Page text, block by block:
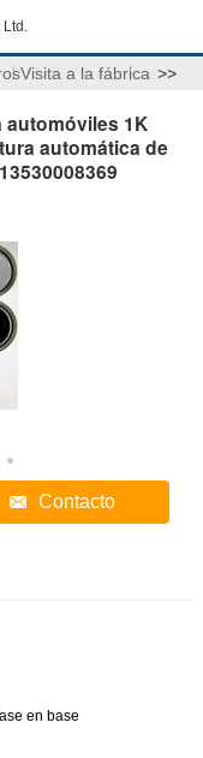
Ltd.
Visita a la fábrica >>
automóviles 1K
automática de
Contacto
en base